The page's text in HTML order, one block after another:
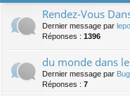
Rendez-Vous
Dernier message par
Réponses : 1396
du monde dans
Dernier message par
Réponses : 7